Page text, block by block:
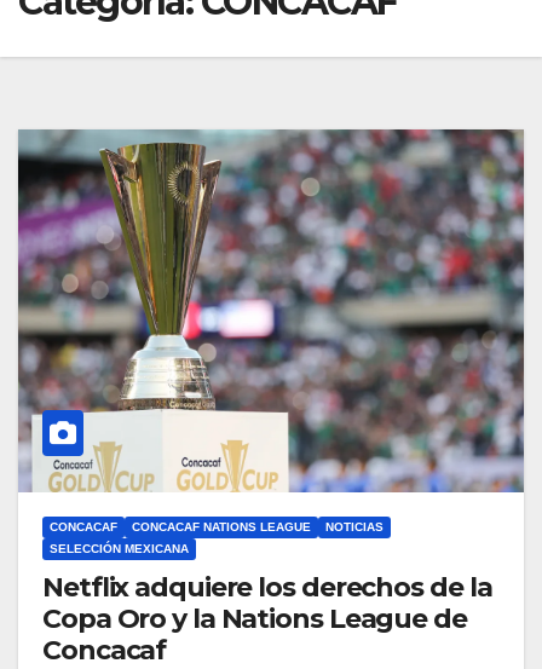
CONCACAF CONCACAF NATIONS LEAGUE
NOTICIAS
SELECCIÓN MEXICANA
Netflix adquiere los derechos de la
Copa Oro y la Nations League de
Concacaf